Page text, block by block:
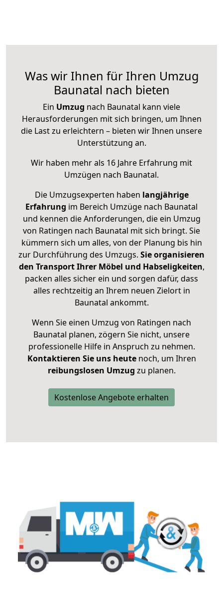
Was wir Ihnen für Ihren Umzug
Baunatal nach bieten
Ein Umzug nach Baunatal kann viele
Herausforderungen mit sich bringen, um Ihnen
die Last zu erleichtern – bieten wir Ihnen unsere
Unterstützung an.
Wir haben mehr als 16 Jahre Erfahrung mit
Umzügen nach Baunatal.
Die Umzugsexperten haben langjährige
Erfahrung im Bereich Umzüge nach Baunatal
und kennen die Anforderungen, die ein Umzug
von Ratingen nach Baunatal mit sich bringt. Sie
kümmern sich um alles, von der Planung bis hin
zur Durchführung des Umzugs. Sie organisieren
den Transport Ihrer Möbel und Habseligkeiten,
packen alles sicher ein und sorgen dafür, dass
alles rechtzeitig an Ihrem neuen Zielort in
Baunatal ankommt.
Wenn Sie einen Umzug von Ratingen nach
Baunatal planen, zögern Sie nicht, unsere
professionelle Hilfe in Anspruch zu nehmen.
Kontaktieren Sie uns heutenoch, um Ihren
reibungslosen Umzug zu planen.
Kostenlose Angebote erhalten